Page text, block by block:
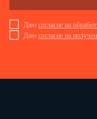
Даю согласие на
Даю согласие на